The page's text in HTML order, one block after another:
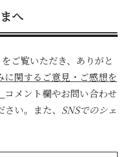
へ
をご覧いただき、ありがと
に関するご意見・ご感想を
コメント欄やお問い合わせ
い。また、 SNSでのシェ